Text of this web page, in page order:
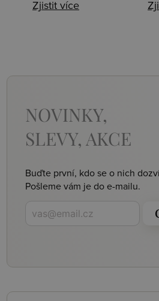
Zjistit více
NOVINKY,
SLEVY, AKCE
Buďte první, kdo se o nich
Pošleme vám je do e-mailu.